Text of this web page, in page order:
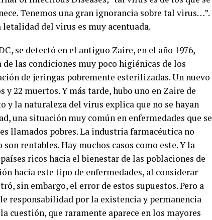
Tenemos una gran ignorancia sobre tal virus…”.
del virus es muy acentuada.
se detectó en el antiguo Zaire, en el año 1976,
las condiciones muy poco higiénicas de los
de jeringas pobremente esterilizadas. Un nuevo
y 22 muertos. Y más tarde, hubo uno en Zaire de
y la naturaleza del virus explica que no se hayan
una situación muy común en enfermedades que se
llamados pobres. La industria farmacéutica no
rentables. Hay muchos casos como este. Y la
ricos hacia el bienestar de las poblaciones de
hacia este tipo de enfermedades, al considerar
sin embargo, el error de estos supuestos. Pero a
responsabilidad por la existencia y permanencia
cuestión, que raramente aparece en los mayores